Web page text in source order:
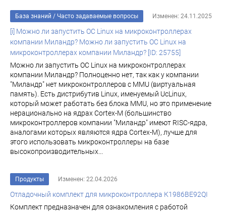
База знаний / Часто задаваемые вопросы Изменен: 24.11.2025
[i] Можно ли запустить ОС Linux на микроконтроллерах
компании Миландр? Можно ли запустить ОС Linux на
микроконтроллерах компании Миландр? [ID: 25755]
Можно ли запустить ОС Linux на микроконтроллерах
компании Миландр? Полноценно нет, так как у компании
"Миландр" нет микроконтроллеров с MMU (виртуальная
память). Есть дистрибутив Linux, именуемый UcLinux,
который может работать без блока MMU, но это применение
нерационально на ядрах Cortex-M (большинство
микроконтроллеров компании "Миландр" имеют RISC-ядра,
аналогами которых являются ядра Cortex-M), лучше для
этого использовать микроконтроллеры на базе
высокопроизводительных...
Продукты Изменен: 22.04.2026
Отладочный комплект для микроконтроллера К1986ВЕ92QI
Комплект предназначен для ознакомления с работой